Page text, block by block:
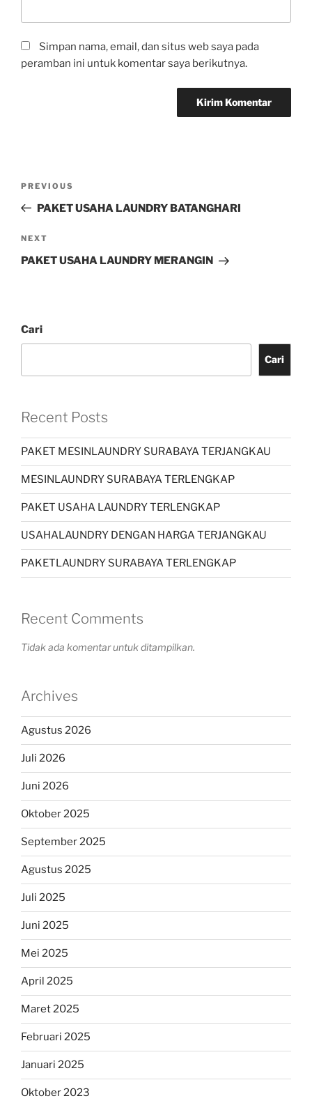
Simpan nama, email, dan situs web saya pada
peramban ini untuk komentar saya berikutnya.
PREVIOUS
PAKET USAHA LAUNDRY BATANGHARI
NEXT
PAKET USAHA LAUNDRY MERANGIN
Cari
Cari
Recent Posts
PAKET MESINLAUNDRY SURABAYA TERJANGKAU
MESINLAUNDRY SURABAYA TERLENGKAP
PAKET USAHA LAUNDRY TERLENGKAP
USAHALAUNDRY DENGAN HARGA TERJANGKAU
PAKETLAUNDRY SURABAYA TERLENGKAP
Recent Comments
Tidak ada komentar untuk ditampilkan.
Archives
Agustus 2026
Juli 2026
Juni 2026
Oktober 2025
September 2025
Agustus 2025
Juli 2025
Juni 2025
Mei 2025
April 2025
Maret 2025
Februari 2025
Januari 2025
Oktober 2023